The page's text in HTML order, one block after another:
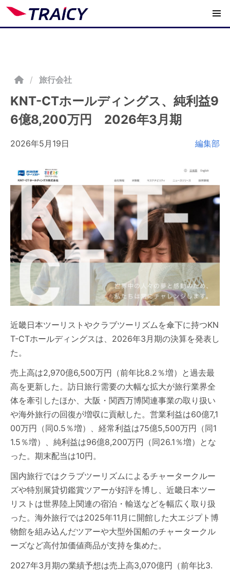
/ 旅行会社
KNT-CTホールディングス、純利益9
6億8,200万円 2026年3月期
2026年5月19日 編集部
近畿日本ツーリストやクラブツーリズムを傘下に持つKN
T-CTホールディングスは、2026年3月期の決算を発表し
た。
売上高は2,970億6,500万円（前年比8.2％増）と過去最
高を更新した。訪日旅行需要の大幅な拡大が旅行業界全
体を牽引したほか、大阪・関西万博関連事業の取り扱い
や海外旅行の回復が増収に貢献した。営業利益は60億7,1
00万円（同0.5％増）、経常利益は75億5,500万円（同1
1.5％増）、純利益は96億8,200万円（同26.1％増）とな
った。期末配当は10円。
国内旅行ではクラブツーリズムによるチャータークルー
ズや特別展貸切鑑賞ツアーが好評を博し、近畿日本ツー
リストは世界陸上関連の宿泊・輸送などを幅広く取り扱
った。海外旅行では2025年11月に開館した大エジプト博
物館を組み込んだツアーや大型外国船のチャータークル
ーズなど高付加価値商品が支持を集めた。
2027年3月期の業績予想は売上高3,070億円（前年比3.